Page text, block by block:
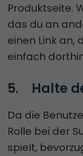
Produktseite.
das du an
einen Link an,
einfach
5.
Da die
Rolle bei der
spielt,